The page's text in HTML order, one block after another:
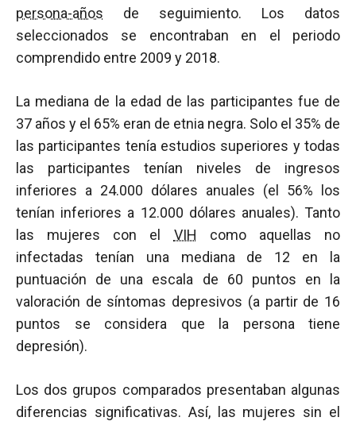
persona-años de seguimiento. Los datos
seleccionados se encontraban en el periodo
comprendido entre 2009 y 2018.
La mediana de la edad de las participantes fue de
37 años y el 65% eran de etnia negra. Solo el 35% de
las participantes tenía estudios superiores y todas
las participantes tenían niveles de ingresos
inferiores a 24.000 dólares anuales (el 56% los
tenían inferiores a 12.000 dólares anuales). Tanto
las mujeres con el VIH como aquellas no
infectadas tenían una mediana de 12 en la
puntuación de una escala de 60 puntos en la
valoración de síntomas depresivos (a partir de 16
puntos se considera que la persona tiene
depresión).
Los dos grupos comparados presentaban algunas
diferencias significativas. Así, las mujeres sin el